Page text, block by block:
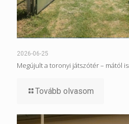
2026-06-25
Megújult a toronyi játszótér – mától
Tovább olvasom